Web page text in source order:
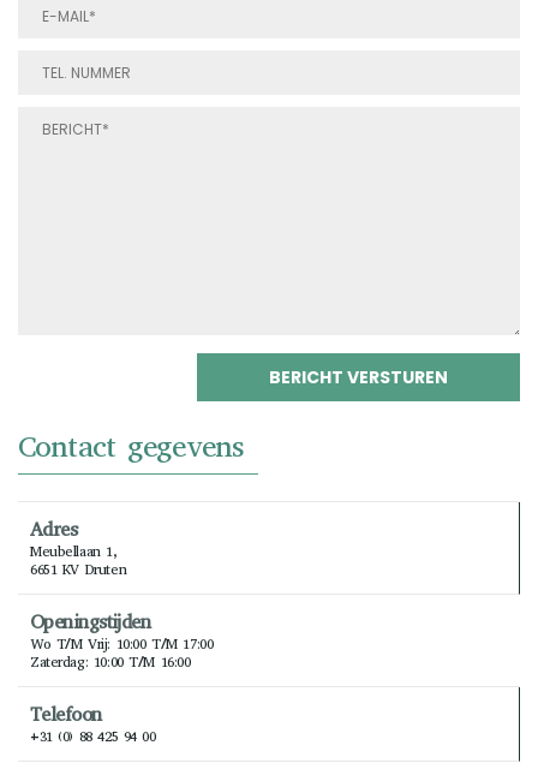
Contact gegevens
Adres
Meubellaan 1,
6651 KV Druten
Openingstijden
Wo T/m Vrij: 10:00 T/m 17:00
Zaterdag: 10:00 T/m 16:00
Telefoon
+31 (0) 88 425 94 00